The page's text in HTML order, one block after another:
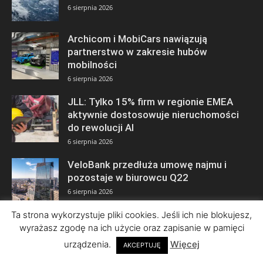
6 sierpnia 2026
Archicom i MobiCars nawiązują
partnerstwo w zakresie hubów
mobilności
6 sierpnia 2026
JLL: Tylko 15% firm w regionie EMEA
aktywnie dostosowuje nieruchomości
do rewolucji AI
6 sierpnia 2026
VeloBank przedłuża umowę najmu i
pozostaje w biurowcu Q22
6 sierpnia 2026
© Copyright 2026 by ISBnews Informacyjny Serwis Biznesowy • Wszelkie
Ta strona wykorzystuje pliki cookies. Jeśli ich nie blokujesz,
wyrażasz zgodę na ich użycie oraz zapisanie w pamięci
urządzenia.
AKCEPTUJĘ Więcej